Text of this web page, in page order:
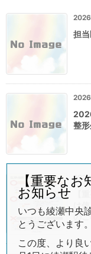
担
整
2026
【
は
の
【重要な
お知らせ
いつも綾瀬中央
とうございます。
この度、より良